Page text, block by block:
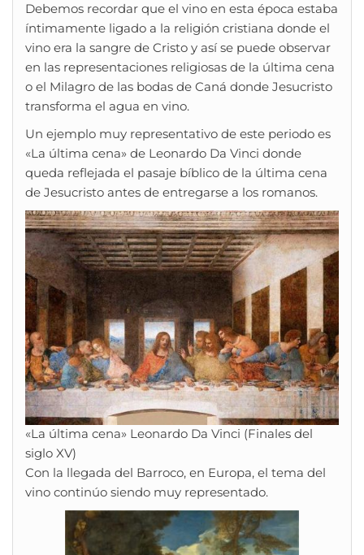
Debemos recordar que el vino en esta época estaba
íntimamente ligado a la religión cristiana donde el
vino era la sangre de Cristo y así se puede observar
en las representaciones religiosas de la última cena
o el Milagro de las bodas de Caná donde Jesucristo
transforma el agua en vino.
Un ejemplo muy representativo de este periodo es
«La última cena» de Leonardo Da Vinci donde
queda reflejada el pasaje bíblico de la última cena
de Jesucristo antes de entregarse a los romanos.
«La última cena» Leonardo Da Vinci (Finales del
siglo XV)
Con la llegada del Barroco, en Europa, el tema del
vino continúo siendo muy representado.